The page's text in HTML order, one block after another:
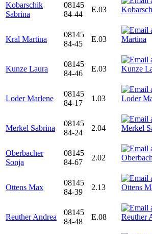
Kobarschik
Sabrina
08145
84-44
E.03
Kral Martina
08145
84-45
E.03
Kunze Laura
08145
84-46
E.03
Loder Marlene
08145
84-17
1.03
Merkel Sabrina
08145
84-24
2.04
Oberbacher
Sonja
08145
84-67
2.02
Ottens Max
08145
84-39
2.13
Reuther Andrea
08145
84-48
E.08